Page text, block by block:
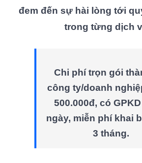
đem đến sự hài lòng tới
trong từng dịch
Chi phí trọn gói
công ty/doanh
500.000đ, có
ngày, miễn phí khai
3 tháng.